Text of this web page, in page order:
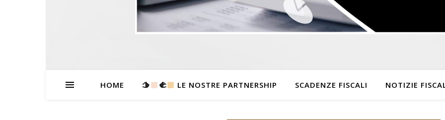
HOME 🫱 ‍🫲 LE NOSTRE PARTNERSHIP SCADENZE FISCALI NOTIZIE